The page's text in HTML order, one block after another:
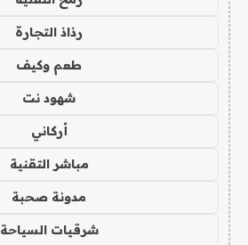
رذاذ التجارة
طعم وكيف
شهود نت
أركاني
مباشر التقنية
مدونة صحبة
شرقيات السياحة